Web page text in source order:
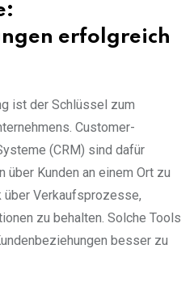
erfolgreich
ist der Schlüssel zum
Customer-
(CRM) sind dafür
Kunden an einem Ort zu
über Verkaufsprozesse,
zu behalten. Solche Tools
besser zu